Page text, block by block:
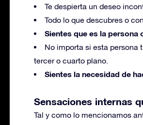
Te despierta un deseo
Todo lo que descubres o
Sientes que es la persona
No importa si esta persona
tercer o cuarto plano.
Sientes la necesidad de
Sensaciones internas
Tal y como lo mencionamos